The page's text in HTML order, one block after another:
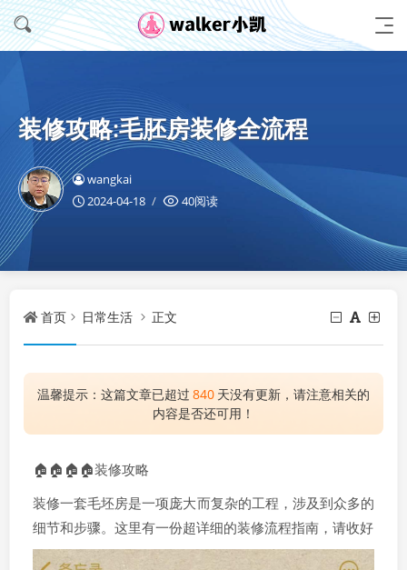
装修攻略:毛胚房装修全流程
wangkai
2024-04-18
40阅读
首页 日常生活 正文
温馨提示：这篇文章已超过 840 天没有更新，请注意相关的
内容是否还可用！
🏠🏠🏠🏠装修攻略
装修一套毛坯房是一项庞大而复杂的工程，涉及到众多的
细节和步骤。这里有一份超详细的装修流程指南，请收好